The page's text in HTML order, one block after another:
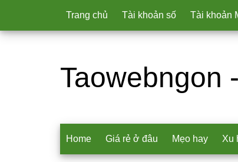
Trang chủ Tài khoản số Tài khoản
Taowebngon
Home Giá rẻ ở đâu Mẹo hay Xu